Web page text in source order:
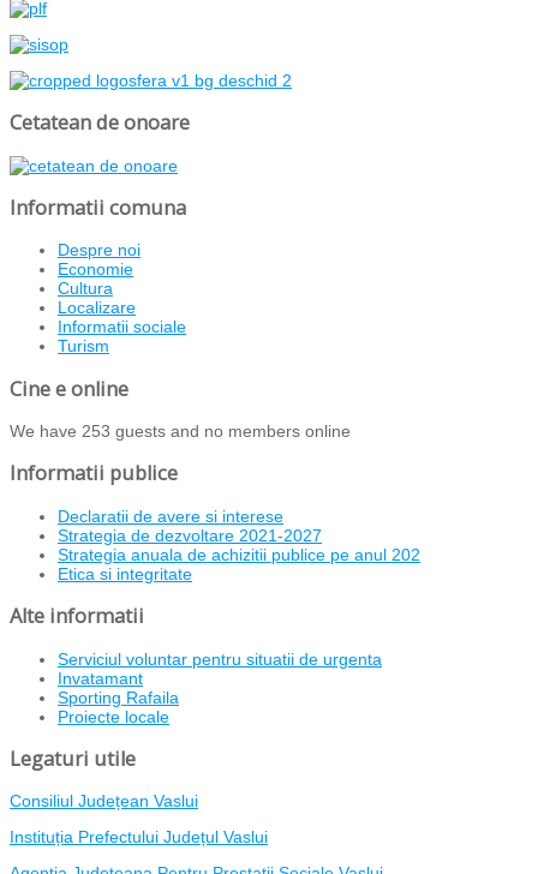
Cetatean de onoare
Informatii comuna
Despre noi
Economie
Cultura
Localizare
Informatii sociale
Turism
Cine e online
We have 253 guests and no members online
Informatii publice
Declaratii de avere si interese
Strategia de dezvoltare 2021-2027
Strategia anuala de achizitii publice pe anul 202
Etica si integritate
Alte informatii
Serviciul voluntar pentru situatii de urgenta
Invatamant
Sporting Rafaila
Proiecte locale
Legaturi utile
Consiliul Județean Vaslui
Instituția Prefectului Județul Vaslui